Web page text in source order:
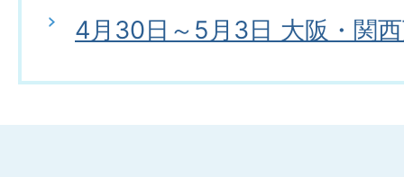
4月30日～5月3日 大阪・関